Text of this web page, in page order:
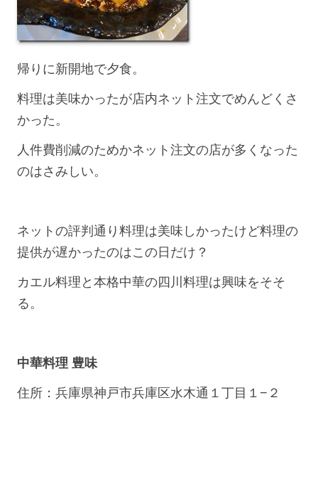
帰りに新開地で夕食。
料理は美味かったが店内ネット注文でめんどくさ
かった。
人件費削減のためかネット注文の店が多くなった
のはさみしい。
ネットの評判通り料理は美味しかったけど料理の
提供が遅かったのはこの日だけ？
カエル料理と本格中華の四川料理は興味をそそ
る。
中華料理 豊味
住所：兵庫県神戸市兵庫区水木通１丁目１−２